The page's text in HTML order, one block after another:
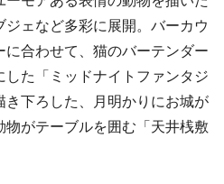
ェなど多彩に展開。バーカウ
合わせて、猫のバーテンダー
た「ミッドナイトファンタジ
下ろした、月明かりにお城が
がテーブルを囲む「天井桟敷